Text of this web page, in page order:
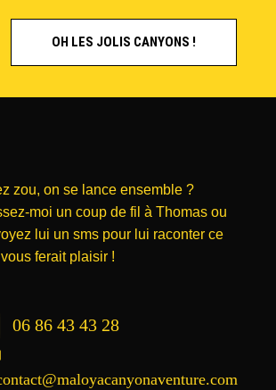
OH LES JOLIS CANYONS !
zou, on se lance ensemble ?
moi un coup de fil à Thomas ou
lui un sms pour lui raconter ce
ferait plaisir !
06 86 43 43 28